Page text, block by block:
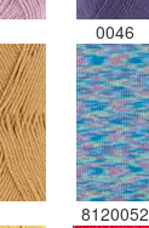
0046
8120052